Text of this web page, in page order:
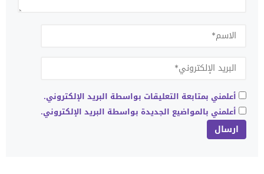
أعلمني بمتابعة التعليقات بواسطة البريد الإلكتروني.
أعلمني بالمواضيع الجديدة بواسطة البريد الإلكتروني.